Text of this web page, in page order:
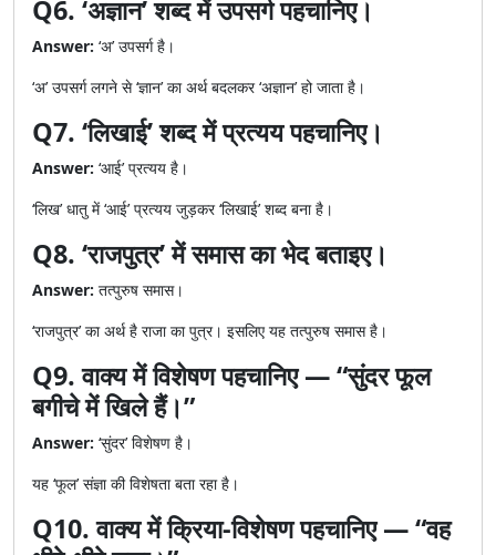
Q6. ‘अज्ञान’ शब्द में उपसर्ग पहचानिए।
Answer: ‘अ’ उपसर्ग है।
‘अ’ उपसर्ग लगने से ‘ज्ञान’ का अर्थ बदलकर ‘अज्ञान’ हो जाता है।
Q7. ‘लिखाई’ शब्द में प्रत्यय पहचानिए।
Answer: ‘आई’ प्रत्यय है।
‘लिख’ धातु में ‘आई’ प्रत्यय जुड़कर ‘लिखाई’ शब्द बना है।
Q8. ‘राजपुत्र’ में समास का भेद बताइए।
Answer: तत्पुरुष समास।
‘राजपुत्र’ का अर्थ है राजा का पुत्र। इसलिए यह तत्पुरुष समास है।
Q9. वाक्य में विशेषण पहचानिए — “सुंदर फूल
बगीचे में खिले हैं।”
Answer: ‘सुंदर’ विशेषण है।
यह ‘फूल’ संज्ञा की विशेषता बता रहा है।
Q10. वाक्य में क्रिया-विशेषण पहचानिए — “वह